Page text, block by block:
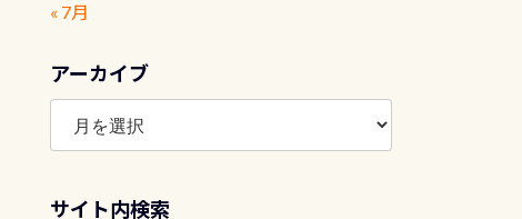
« 7月
アーカイブ
ア
カ
ブ
サイト内検索